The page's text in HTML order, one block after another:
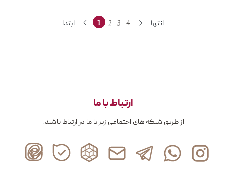
ابتدا 1 2 3 4 انتها
ارتباط با ما
از طریق شبکه های اجتماعی زیر با ما در ارتباط باشید.